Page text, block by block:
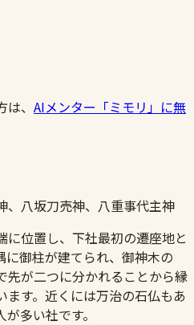
、 AIメンター「ミモリ」に無
、八坂刀売神、八重事代主神
位置し、下社最初の遷座地と
に御柱が建てられ、御神木の
先が二つに分かれることから縁
す。近くには万治の石仏もあ
多い社です。